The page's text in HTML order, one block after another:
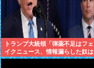
トランプ大統領「弾薬不足はフェ
イクニュース、情報漏らした奴は
極刑」